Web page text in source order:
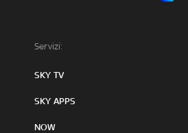
Servizi:
SKY TV
SKY APPS
NOW